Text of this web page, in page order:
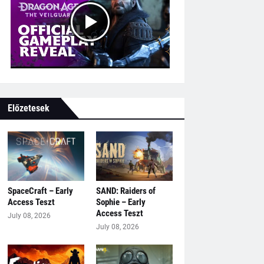
Előzetesek
SpaceCraft – Early
Access Teszt
July 08, 2026
SAND: Raiders of
Sophie – Early
Access Teszt
July 08, 2026